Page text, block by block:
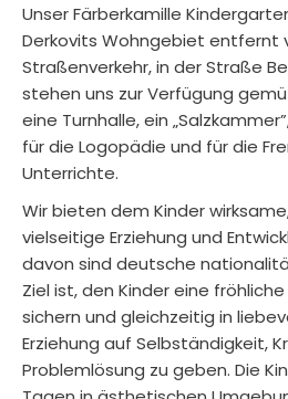
Unser Färberkamille
Derkovits Wohngebiet entfernt
Straßenverkehr, in der Straße
stehen uns zur Verfügung
eine Turnhalle, ein
für die Logopädie und für die
Unterrichte.
Wir bieten dem Kinder
vielseitige Erziehung und
davon sind deutsche
Ziel ist, den Kinder eine
sichern und gleichzeitig in
Erziehung auf Selbständigkeit,
Problemlösung zu geben. Die